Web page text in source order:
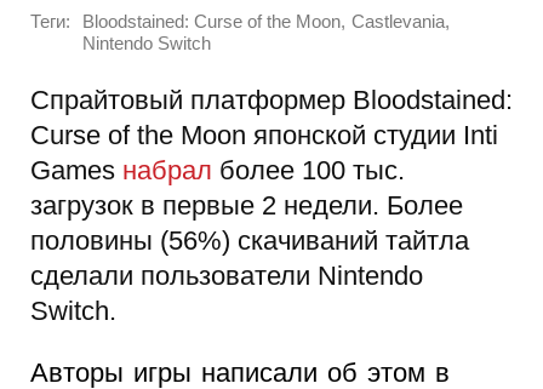
Теги: Bloodstained: Curse of the Moon, Castlevania,
Nintendo Switch
Спрайтовый платформер Bloodstained:
Curse of the Moon японской студии Inti
Games набрал более 100 тыс.
загрузок в первые 2 недели. Более
половины (56%) скачиваний тайтла
сделали пользователи Nintendo
Switch.
Авторы игры написали об этом в